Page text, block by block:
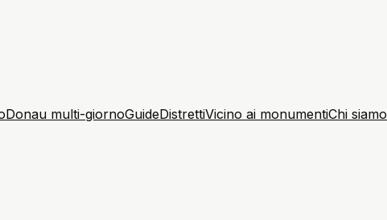
Donau multi-giornoGuideDistrettiVicino ai monumentiChi siamo